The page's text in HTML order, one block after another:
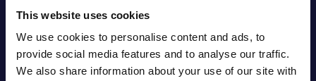
This website uses cookies
We use cookies to personalise content and ads, to
provide social media features and to analyse our traffic.
We also share information about your use of our site with
スワードでログインして下さい。
Eメール